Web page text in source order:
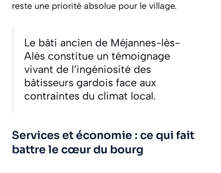
reste une priorité absolue pour le village.
Le bâti ancien de Méjannes-lès-
Alès constitue un témoignage
vivant de l’ingéniosité des
bâtisseurs gardois face aux
contraintes du climat local.
Services et économie : ce qui fait
battre le cœur du bourg